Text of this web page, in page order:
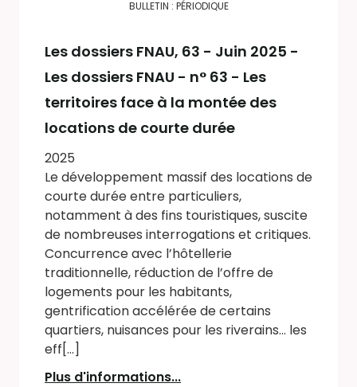
BULLETIN : PÉRIODIQUE
Les dossiers FNAU, 63 - Juin 2025 -
Les dossiers FNAU - n° 63 - Les
territoires face à la montée des
locations de courte durée
2025
Le développement massif des locations de
courte durée entre particuliers,
notamment à des fins touristiques, suscite
de nombreuses interrogations et critiques.
Concurrence avec l’hôtellerie
traditionnelle, réduction de l’offre de
logements pour les habitants,
gentrification accélérée de certains
quartiers, nuisances pour les riverains… les
eff[...]
Plus d'informations...